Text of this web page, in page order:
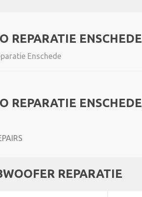
REPARATIE ENSCHEDE
Enschede
REPARATIE ENSCHEDE
REPARATIE